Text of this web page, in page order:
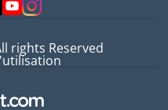
rights Reserved